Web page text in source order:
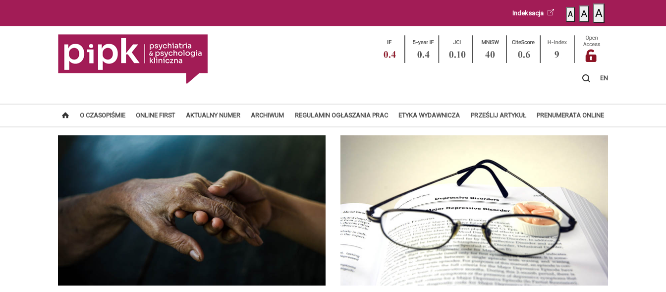
Indeksacja A A A
EN
O CZASOPIŚMIE ONLINE FIRST AKTUALNY NUMER ARCHIWUM REGULAMIN OGŁASZANIA PRAC ETYKA WYDAWNICZA PRZEŚLIJ ARTYKUŁ PRENUMERATA ONLINE